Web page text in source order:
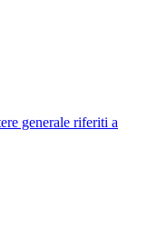
generale riferiti a